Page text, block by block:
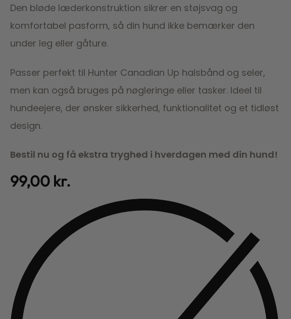
Den bløde læderkonstruktion sikrer en støjsvag og
komfortabel pasform, så din hund ikke bemærker den
under leg eller gåture.
Passer perfekt til Hunter Canadian Up halsbånd og seler,
men kan også bruges på nøgleringe eller tasker. Ideel til
hundeejere, der ønsker sikkerhed, funktionalitet og et tidløst
design.
Bestil nu og få ekstra tryghed i hverdagen med din hund!
99,00 kr.